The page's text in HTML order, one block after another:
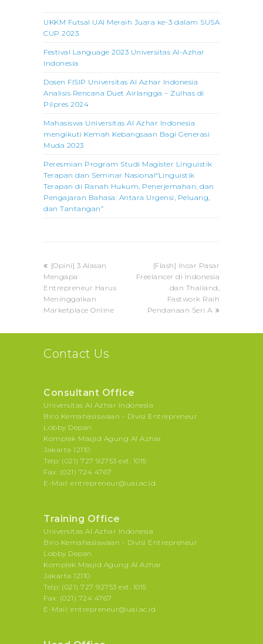
UKKM Futsal UAI Meraih Juara ke-3 dalam SUSA
CUP 2023
Festival Language 2023 Universitas Al-Azhar
Indonesia
Dosen FISIP Universitas Al Azhar Indonesia
Analisis Rencana Duet Airlangga – Zulhas di
Pilpres 2024
Mahasiswa Universitas Al Azhar Indonesia
mengikuti Kemah Kebangsaan Bagi Generasi
Muda 2023
Peresmian Program Studi Magister Linguistik
Terapan dan Seminar Nasional“Linguistik
Terapan di Ranah Hukum, Penerjemahan, dan
Pengajaran Bahasa: Antara Urgensi, Peluang,
dan Tantangan”
previous
post:
[Opini] 3 Alasan
Mengapa
Entrepreneur Harus
Meninggalkan
Marketplace Online
next
post:
[Flash] Incar Pasar
Freelancer di Indonesia
dan Thailand,
Fastwork Raih
Pendanaan Seri A
Contact Us
Consultant Office
Universitas Al Azhar Indonesia
Biro Kemahasiswaan - Divisi Entrepreneur
Lobby Depan
Komplek Masjid Agung Al Azhar
Jakarta 12110
Telp: (021) 727 92753 ext. 1015
Fax: (021) 724 4767
E-Mail: entrepreneur@uai.ac.id
Training Office
Universitas Al Azhar Indonesia
Biro Kemahasiswaan - Divisi Entrepreneur
Lobby Depan
Komplek Masjid Agung Al Azhar
Jakarta 12110
Telp: (021) 727 92753 ext. 1015
Fax: (021) 724 4767
E-Mail: entrepreneur@uai.ac.id